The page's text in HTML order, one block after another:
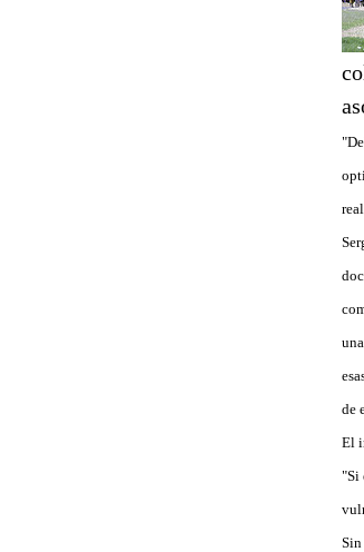
de
El
"Si
Sin